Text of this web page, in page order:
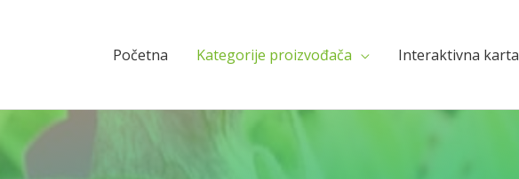
Početna Kategorije proizvođača Interaktivna karta